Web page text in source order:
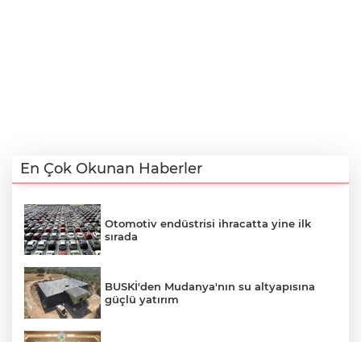
En Çok Okunan Haberler
Otomotiv endüstrisi ihracatta yine ilk
sırada
BUSKİ'den Mudanya'nın su altyapısına
güçlü yatırım